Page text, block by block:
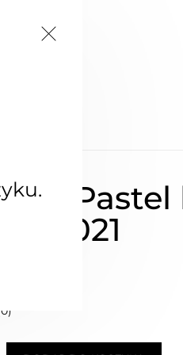
Pastel
42-021